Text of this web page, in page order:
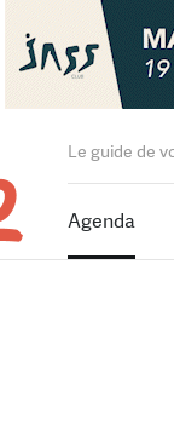
Le guide de
Agenda